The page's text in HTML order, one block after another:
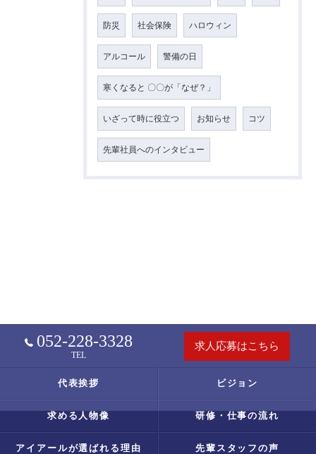
防災 社会保険 ハロウィン
アルコール 警備の日
寒くなると 〇〇が「なぜ？」
いざって時に役立つ お知らせ コツ
先輩社員へのインタビュー
052-228-3328
TEL
求人応募はこちら
代表挨拶 ビジョン
求める人物像 研修・仕事の流れ
アイアールが選ばれる理由 先輩スタッフの声